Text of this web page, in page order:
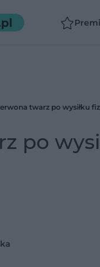
twarz po wysiłku
po